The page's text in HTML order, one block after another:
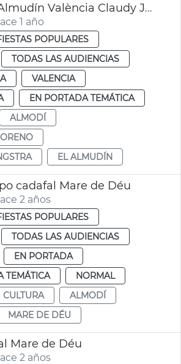
Exposición Almudín València Claudy Jongstra
1 año
POPULARES
TODAS LAS AUDIENCIAS
VALENCIA
EN PORTADA TEMÁTICA
ALMODÍ
EL ALMUDÍN
cadafal Mare de Déu
2 años
POPULARES
TODAS LAS AUDIENCIAS
EN PORTADA
TEMÁTICA
NORMAL
CULTURA
ALMODÍ
MARE DE DÉU
Mare de Déu
2 años